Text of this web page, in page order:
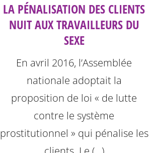
LA PÉNALISATION DES CLIENTS
NUIT AUX TRAVAILLEURS DU
SEXE
En avril 2016, l’Assemblée
nationale adoptait la
proposition de loi « de lutte
contre le système
prostitutionnel » qui pénalise les